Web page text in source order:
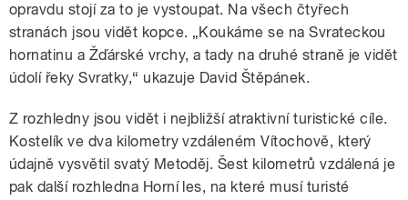
opravdu stojí za to je vystoupat. Na všech čtyřech
stranách jsou vidět kopce. „Koukáme se na Svrateckou
hornatinu a Žďárské vrchy, a tady na druhé straně je vidět
údolí řeky Svratky,“ ukazuje David Štěpánek.
Z rozhledny jsou vidět i nejbližší atraktivní turistické cíle.
Kostelík ve dva kilometry vzdáleném Vítochově, který
údajně vysvětil svatý Metoděj. Šest kilometrů vzdálená je
pak další rozhledna Horní les, na které musí turisté